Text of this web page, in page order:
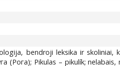
bendroji leksika ir
Pikulas – pikulík;